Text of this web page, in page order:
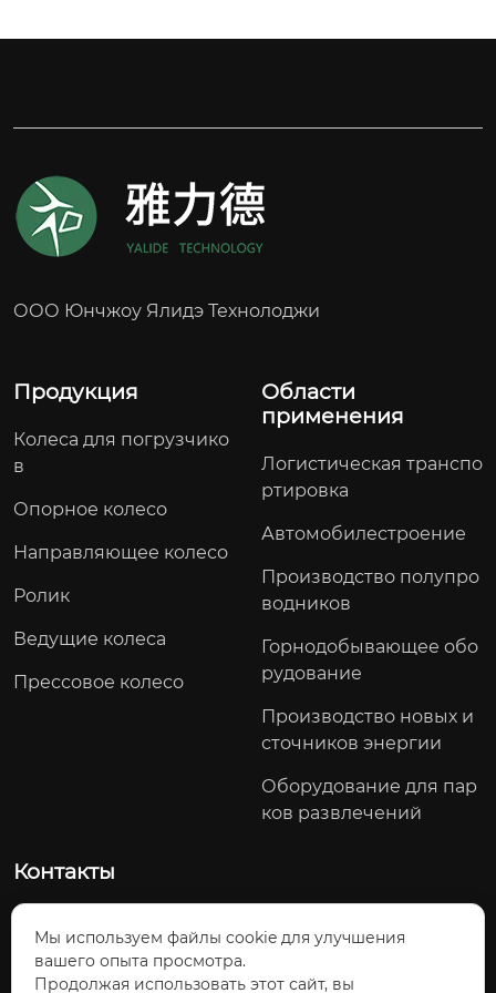
ООО Юнчжоу Ялидэ Технолоджи
Продукция
Колеса для погрузчико
в
Опорное колесо
Направляющее колесо
Ролик
Ведущие колеса
Прессовое колесо
Области
применения
Логистическая транспо
ртировка
Автомобилестроение
Производство полупро
водников
Горнодобывающее обо
рудование
Производство новых и
сточников энергии
Оборудование для пар
ков развлечений
Контакты
зянхуа-Яоский автономный уезд, город Юнчжоу, провин
ция Хунань, Китай
Мы используем файлы cookie для улучшения
вашего опыта просмотра.
Продолжая использовать этот сайт, вы